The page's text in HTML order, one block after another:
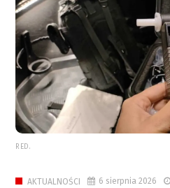
RED.
AKTUALNOŚCI 6 sierpnia 2026